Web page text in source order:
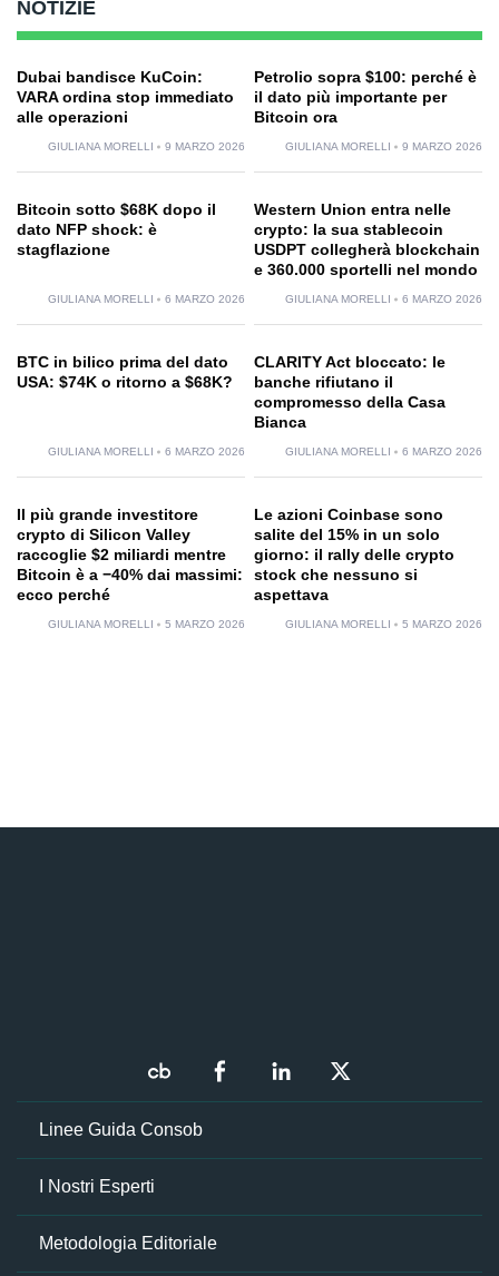
NOTIZIE
Dubai bandisce KuCoin:
VARA ordina stop immediato
alle operazioni
GIULIANA MORELLI 9 MARZO 2026
Petrolio sopra $100: perché è
il dato più importante per
Bitcoin ora
GIULIANA MORELLI 9 MARZO 2026
Bitcoin sotto $68K dopo il
dato NFP shock: è
stagflazione
GIULIANA MORELLI 6 MARZO 2026
Western Union entra nelle
crypto: la sua stablecoin
USDPT collegherà blockchain
e 360.000 sportelli nel mondo
GIULIANA MORELLI 6 MARZO 2026
BTC in bilico prima del dato
USA: $74K o ritorno a $68K?
GIULIANA MORELLI 6 MARZO 2026
CLARITY Act bloccato: le
banche rifiutano il
compromesso della Casa
Bianca
GIULIANA MORELLI 6 MARZO 2026
Il più grande investitore
crypto di Silicon Valley
raccoglie $2 miliardi mentre
Bitcoin è a −40% dai massimi:
ecco perché
GIULIANA MORELLI 5 MARZO 2026
Le azioni Coinbase sono
salite del 15% in un solo
giorno: il rally delle crypto
stock che nessuno si
aspettava
GIULIANA MORELLI 5 MARZO 2026
Linee Guida Consob
I Nostri Esperti
Metodologia Editoriale